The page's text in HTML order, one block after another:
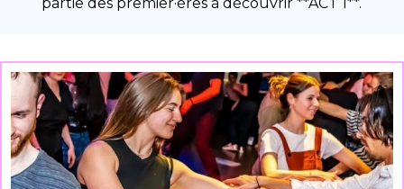
partie des premier·ères à découvrir **ACT 1**.